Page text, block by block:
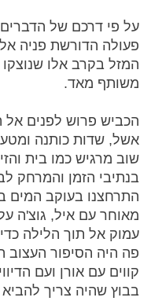
על פי דרכם של
פעולה הדורשת פניה
המזל בקרב אלו
משותף מאד.
הכביש פרוש לפנים אל
אשל, שדות כותנה
שוב מרגיש כמו בית
בנתיבי הזמן והמרחק
התרחצנו בעוקב המים
מאוחר עם איל, גוצ'ה על
עמוק אל תוך הלילה
פה היה הסיפור העצוב
קווים עם אורן ועם